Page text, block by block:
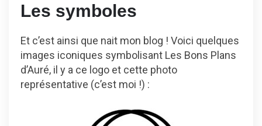
Les symboles
Et c’est ainsi que nait mon blog ! Voici quelques
images iconiques symbolisant Les Bons Plans
d’Auré, il y a ce logo et cette photo
représentative (c’est moi !) :